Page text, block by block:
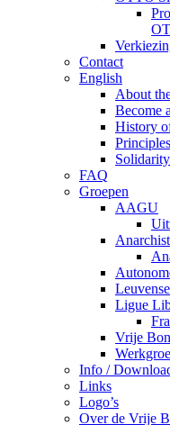
Contact
English
About
Become
History
Principles
FAQ
Groepen
AAGU
Ligue
Vrije
Info /
Links
Logo’s
Over de Vrije